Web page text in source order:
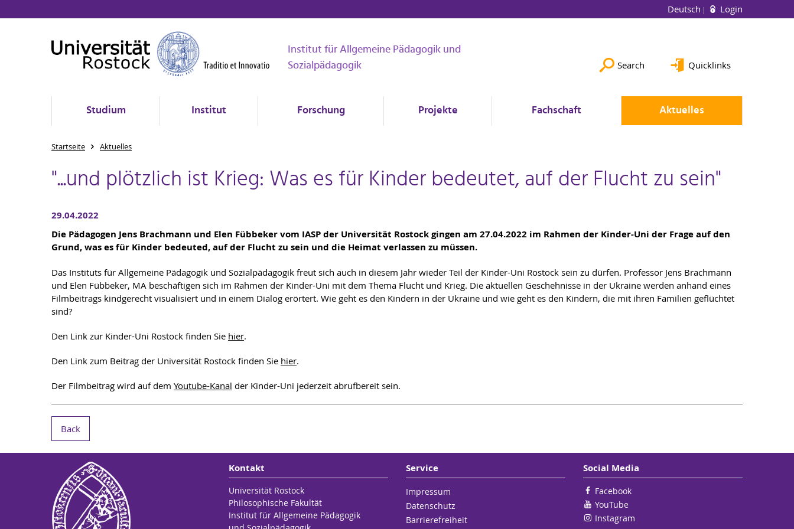
Deutsch Login
Institut für Allgemeine Pädagogik und
Sozialpädagogik
Search Quicklinks
Studium Institut Forschung Projekte Fachschaft Aktuelles
Startseite Aktuelles
"...und plötzlich ist Krieg: Was es für Kinder bedeutet, auf der Flucht zu sein"
29.04.2022
Die Pädagogen Jens Brachmann und Elen Fübbeker vom IASP der Universität Rostock gingen am 27.04.2022 im Rahmen der Kinder-Uni der Frage auf den
Grund, was es für Kinder bedeuted, auf der Flucht zu sein und die Heimat verlassen zu müssen.
Das Instituts für Allgemeine Pädagogik und Sozialpädagogik freut sich auch in diesem Jahr wieder Teil der Kinder-Uni Rostock sein zu dürfen. Professor Jens Brachmann
und Elen Fübbeker, MA beschäftigen sich im Rahmen der Kinder-Uni mit dem Thema Flucht und Krieg. Die aktuellen Geschehnisse in der Ukraine werden anhand eines
Filmbeitrags kindgerecht visualisiert und in einem Dialog erörtert. Wie geht es den Kindern in der Ukraine und wie geht es den Kindern, die mit ihren Familien geflüchtet
sind?
Den Link zur Kinder-Uni Rostock finden Sie hier.
Den Link zum Beitrag der Universität Rostock finden Sie hier.
Der Filmbeitrag wird auf dem Youtube-Kanal der Kinder-Uni jederzeit abrufbereit sein.
Back
Kontakt
Universität Rostock
Philosophische Fakultät
Institut für Allgemeine Pädagogik
Service
Impressum
Datenschutz
Barrierefreiheit
Social Media
Facebook
YouTube
Instagram